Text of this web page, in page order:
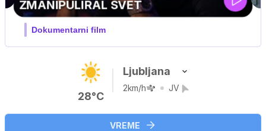
28°C
Ljubljana
2km/h JV
VREME